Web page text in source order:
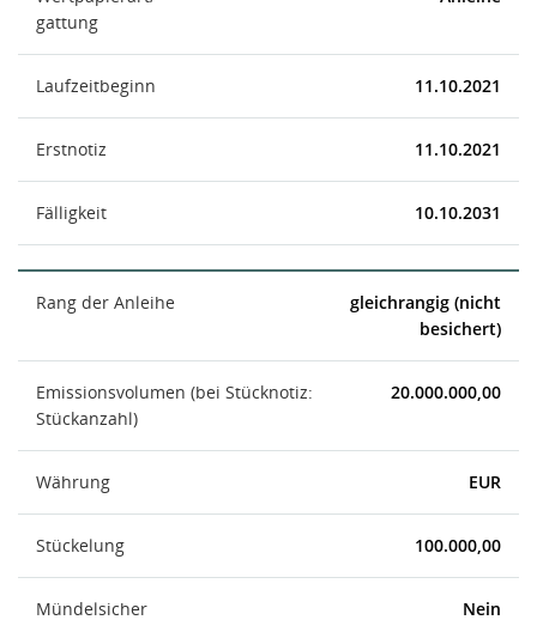
gattung
Laufzeitbeginn 11.10.2021
Erstnotiz 11.10.2021
Fälligkeit 10.10.2031
Rang der Anleihe
gleichrangig (nicht
besichert)
Emissionsvolumen (bei Stücknotiz:
Stückanzahl)
20.000.000,00
Währung EUR
Stückelung 100.000,00
Mündelsicher Nein